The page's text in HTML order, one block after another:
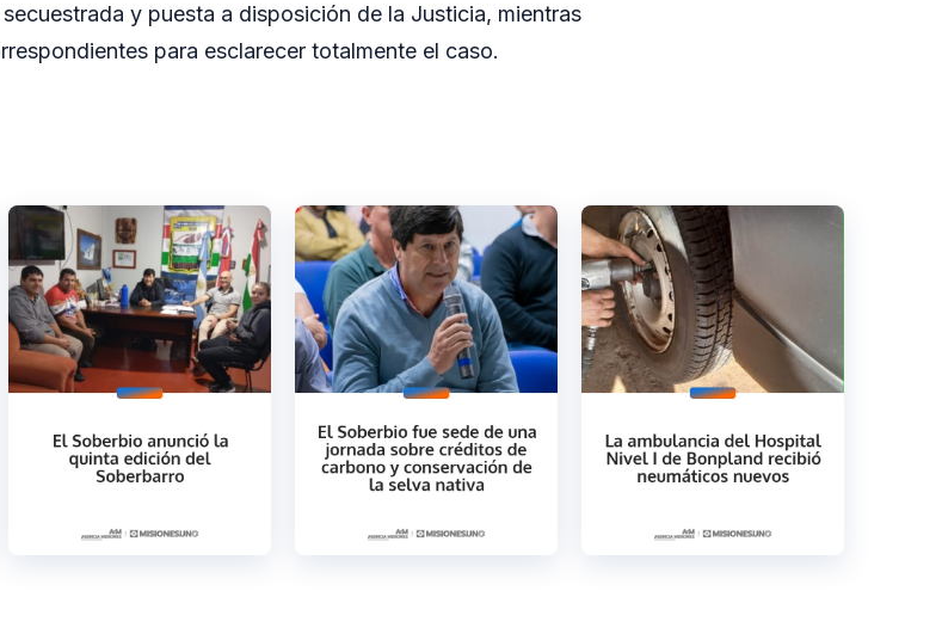
y puesta a disposición de la Justicia, mientras
para esclarecer totalmente el caso.